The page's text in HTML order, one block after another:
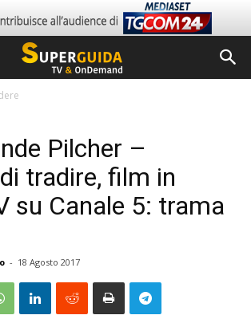
Pilcher –
tradire, film in
su Canale 5: trama
- 18 Agosto 2017